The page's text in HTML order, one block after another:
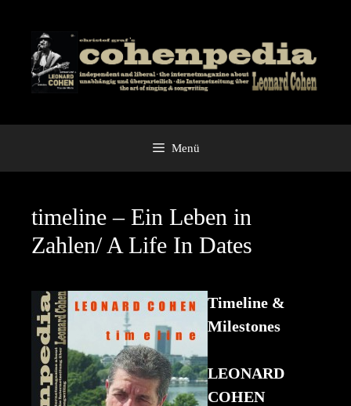
springen
Menü
timeline – Ein Leben in
Zahlen/ A Life In Dates
Timeline &
Milestones
LEONARD
COHEN